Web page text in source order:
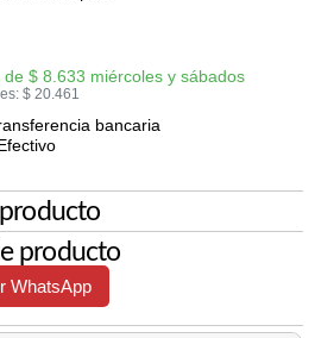
de $ 8.633 miércoles y sábados
$ 20.461
bancaria
producto
WhatsApp